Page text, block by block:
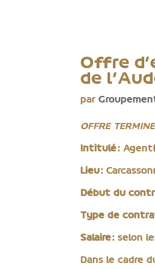
Offre
de
par
OFFRE
Intitulé:
Lieu:
Début du
Type de
Salaire: selon
Dans le cadre